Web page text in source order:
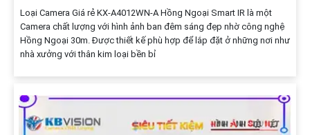
Loại Camera Giá rẻ KX-A4012WN-A Hồng Ngoại Smart IR là một
Camera chất lượng với hình ảnh ban đêm sáng đẹp nhờ công nghệ
Hồng Ngoại 30m. Được thiết kế phù hợp để lắp đặt ở những nơi như
nhà xưởng với thân kim loại bền bỉ